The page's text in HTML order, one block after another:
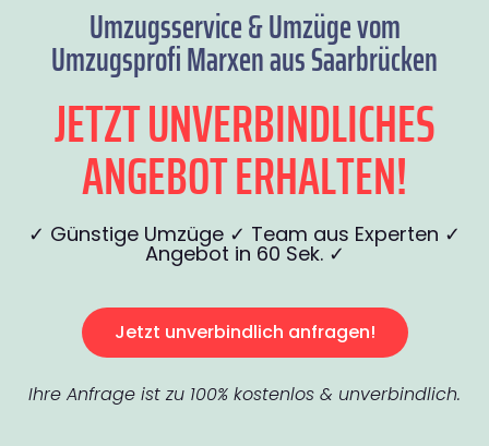
Umzugsservice & Umzüge vom
Umzugsprofi Marxen aus Saarbrücken
JETZT UNVERBINDLICHES
ANGEBOT ERHALTEN!
✓ Günstige Umzüge ✓ Team aus Experten ✓
Angebot in 60 Sek. ✓
Jetzt unverbindlich anfragen!
Ihre Anfrage ist zu 100% kostenlos & unverbindlich.